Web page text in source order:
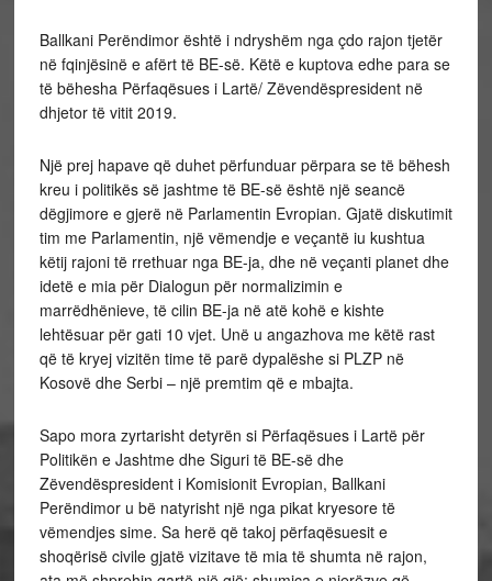
Ballkani Perëndimor është i ndryshëm nga çdo rajon tjetër
në fqinjësinë e afërt të BE-së. Këtë e kuptova edhe para se
të bëhesha Përfaqësues i Lartë/ Zëvendëspresident në
dhjetor të vitit 2019.
Një prej hapave që duhet përfunduar përpara se të bëhesh
kreu i politikës së jashtme të BE-së është një seancë
dëgjimore e gjerë në Parlamentin Evropian. Gjatë diskutimit
tim me Parlamentin, një vëmendje e veçantë iu kushtua
këtij rajoni të rrethuar nga BE-ja, dhe në veçanti planet dhe
idetë e mia për Dialogun për normalizimin e
marrëdhënieve, të cilin BE-ja në atë kohë e kishte
lehtësuar për gati 10 vjet. Unë u angazhova me këtë rast
që të kryej vizitën time të parë dypalëshe si PLZP në
Kosovë dhe Serbi – një premtim që e mbajta.
Sapo mora zyrtarisht detyrën si Përfaqësues i Lartë për
Politikën e Jashtme dhe Siguri të BE-së dhe
Zëvendëspresident i Komisionit Evropian, Ballkani
Perëndimor u bë natyrisht një nga pikat kryesore të
vëmendjes sime. Sa herë që takoj përfaqësuesit e
shoqërisë civile gjatë vizitave të mia të shumta në rajon,